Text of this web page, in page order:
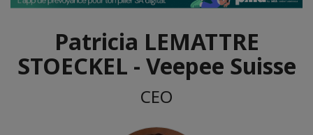
Patricia LEMATTRE
STOECKEL - Veepee Suisse
CEO